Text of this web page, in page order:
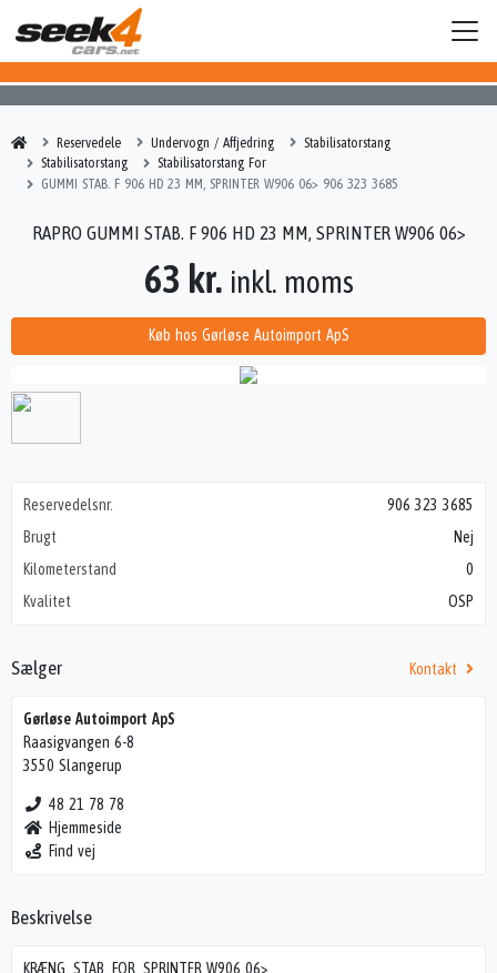
Reservedele Undervogn / Affjedring
Stabilisatorstang
Stabilisatorstang
Stabilisatorstang For
GUMMI STAB. F 906 HD 23 MM, SPRINTER W906 06> 906 323 3685
63 kr. inkl. moms
Køb hos Gørløse Autoimport ApS
Reservedelsnr.
906 323 3685
Brugt
Nej
Kilometerstand
0
Kvalitet
OSP
Sælger Kontakt
Gørløse Autoimport ApS
Raasigvangen 6-8
3550 Slangerup
48 21 78 78
Hjemmeside
Find vej
RAPRO GUMMI STAB. F 906 HD 23 MM, SPRINTER W906 06>
Beskrivelse
KRÆNG. STAB. FOR, SPRINTER W906 06>